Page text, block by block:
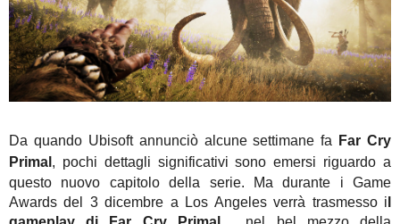
Da quando Ubisoft annunciò alcune settimane fa
Far Cry
Primal , pochi dettagli significativi sono emersi riguardo a
questo nuovo capitolo della serie. Ma durante i Game
Awards del 3 dicembre a Los Angeles verrà trasmesso i